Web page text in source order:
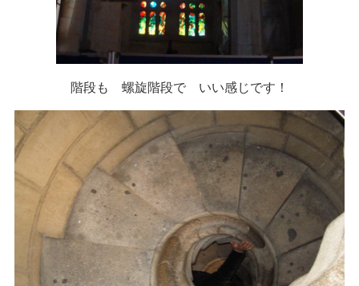
階段も 螺旋階段で いい感じです！